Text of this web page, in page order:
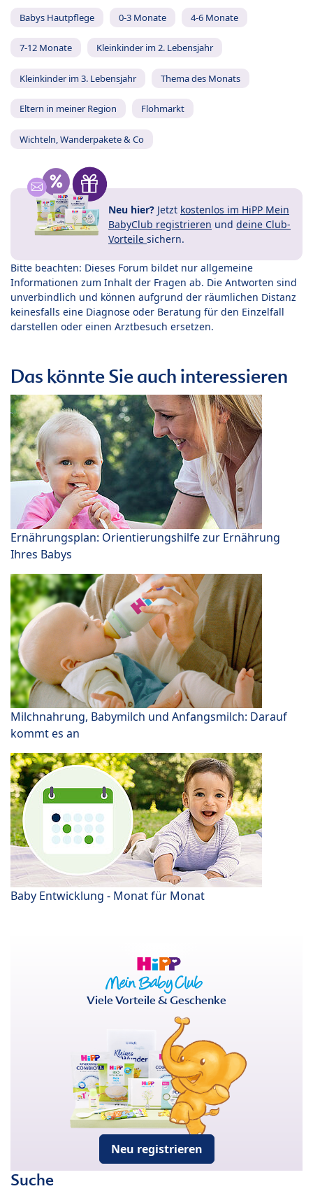
Babys Hautpflege 0-3 Monate 4-6 Monate
7-12 Monate Kleinkinder im 2. Lebensjahr
Kleinkinder im 3. Lebensjahr Thema des Monats
Eltern in meiner Region Flohmarkt
Wichteln, Wanderpakete & Co
Neu hier? Jetzt kostenlos im HiPP Mein
BabyClub registrieren und deine Club-
Vorteile sichern.
Bitte beachten: Dieses Forum bildet nur allgemeine
Informationen zum Inhalt der Fragen ab. Die Antworten sind
unverbindlich und können aufgrund der räumlichen Distanz
keinesfalls eine Diagnose oder Beratung für den Einzelfall
darstellen oder einen Arztbesuch ersetzen.
Das könnte Sie auch interessieren
Ernährungsplan: Orientierungshilfe zur Ernährung
Ihres Babys
Milchnahrung, Babymilch und Anfangsmilch: Darauf
kommt es an
Baby Entwicklung - Monat für Monat
Viele Vorteile & Geschenke
Neu registrieren
Suche